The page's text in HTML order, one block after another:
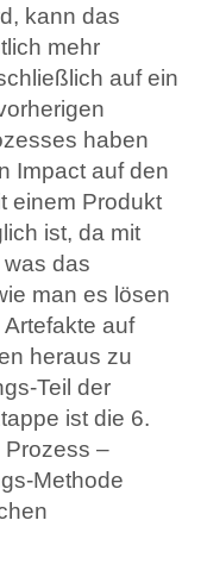
kann das
mehr
auf ein
haben
Impact auf den
einem Produkt
ist, da mit
das
man es lösen
auf
heraus zu
Teil der
ist die 6.
Prozess –
Methode